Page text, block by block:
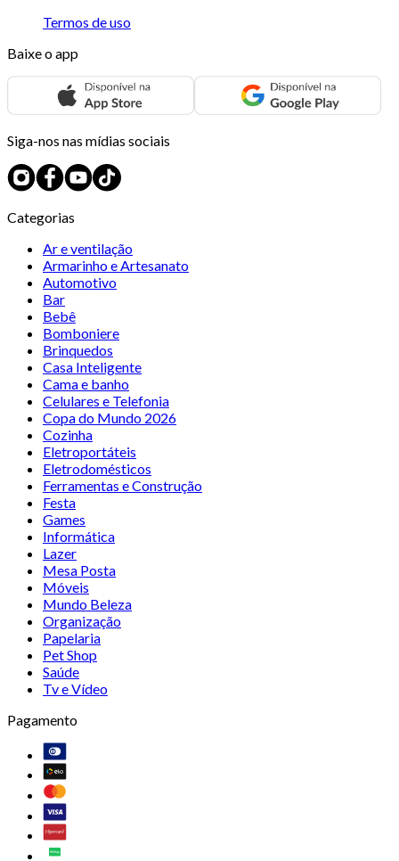
Termos de uso
Baixe o app
Siga-nos nas mídias sociais
Categorias
Ar e ventilação
Armarinho e Artesanato
Automotivo
Bar
Bebê
Bomboniere
Brinquedos
Casa Inteligente
Cama e banho
Celulares e Telefonia
Copa do Mundo 2026
Cozinha
Eletroportáteis
Eletrodomésticos
Ferramentas e Construção
Festa
Games
Informática
Lazer
Mesa Posta
Móveis
Mundo Beleza
Organização
Papelaria
Pet Shop
Saúde
Tv e Vídeo
Pagamento